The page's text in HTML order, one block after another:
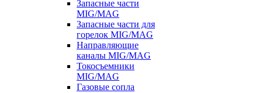
Запасные части
MIG/MAG
Запасные части для
горелок MIG/MAG
Направляющие
каналы MIG/MAG
Токосъемники
MIG/MAG
Газовые сопла